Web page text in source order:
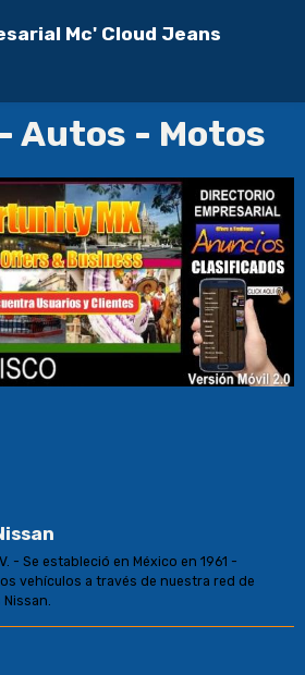
Mc' Cloud Jeans
Autos - Motos
- Se estableció en México en 1961 -
vehículos a través de nuestra red de